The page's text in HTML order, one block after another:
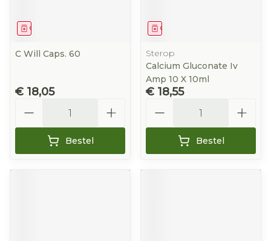
Geneesmiddel
C Will Caps. 60
€ 18,05
Bestel
Geneesmiddel
Sterop
Calcium Gluconate Iv
Amp 10 X 10ml
€ 18,55
Bestel